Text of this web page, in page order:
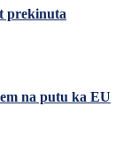
prekinuta
na putu ka EU